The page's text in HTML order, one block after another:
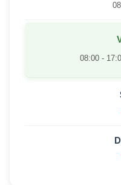
08:00 -